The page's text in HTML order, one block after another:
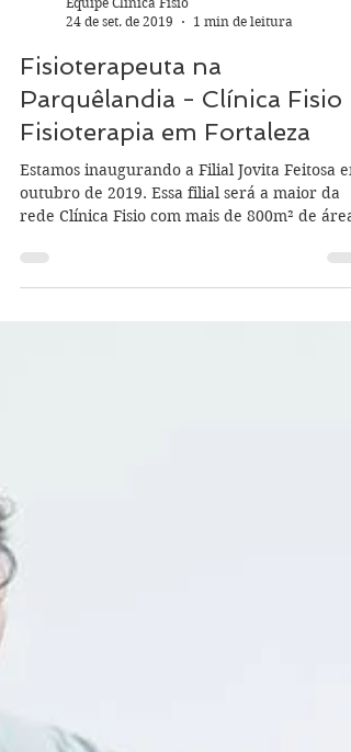
24 de set. de 2019
1 min de leitura
Fisioterapeuta na
Parquêlandia - Clínica Fisio -
Fisioterapia em Fortaleza
Estamos inaugurando a Filial Jovita Feitosa
rede Clínica Fisio com mais de 800m² de